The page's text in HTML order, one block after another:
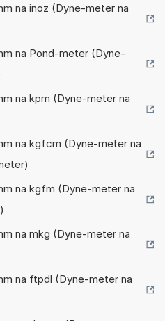
na inoz (Dyne-meter na
na Pond-meter (Dyne-
na kpm (Dyne-meter na
na kgfcm (Dyne-meter na
na kgfm (Dyne-meter na
na mkg (Dyne-meter na
na ftpdl (Dyne-meter na